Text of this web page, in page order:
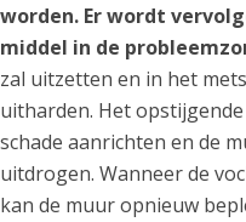
worden. Er wordt
middel in de
zal uitzetten en in het
uitharden. Het
schade aanrichten en de
uitdrogen. Wanneer de
kan de muur opnieuw